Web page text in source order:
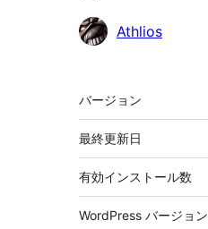
貢
Athlios
メ
タ
バージョン
最終更新日
有効インストール数
WordPress バージョン